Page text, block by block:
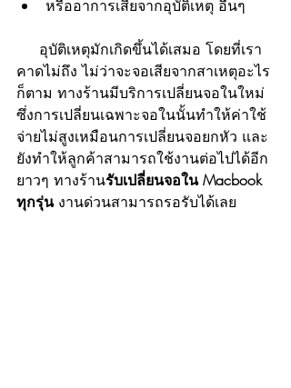
หรืออาการเสียจากอุบัติเหตุ อื่นๆ
คาดไม่ถึง ไม่ว่าจะจอเสียจากสาเหตุอะไร
ก็ตาม ทางร้านมีบริการเปลี่ยนจอในใหม่
ซึ่งการเปลี่ยนเฉพาะจอในนั้นทำให้ค่าใช้
จ่ายไม่สูงเหมือนการเปลี่ยนจอยกหัว และ
ยังทำให้ลูกค้าสามารถใช้งานต่อไปได้อีก
ยาวๆ ทางร้านรับเปลี่ยนจอใน Macbook
ทุกรุ่น งานด่วนสามารถรอรับได้เลย